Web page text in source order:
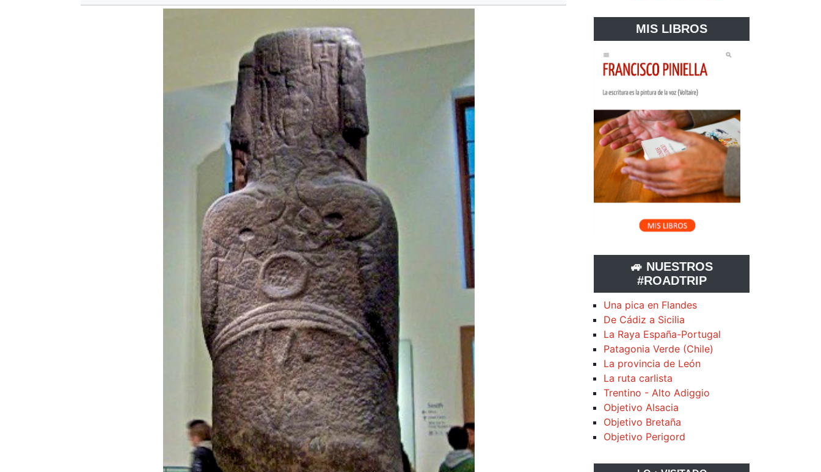
MIS LIBROS
🚙 NUESTROS
#ROADTRIP
Una pica en Flandes
De Cádiz a Sicilia
La Raya España-Portugal
Patagonia Verde (Chile)
La provincia de León
La ruta carlista
Trentino - Alto Adiggio
Objetivo Alsacia
Objetivo Bretaña
Objetivo Perigord